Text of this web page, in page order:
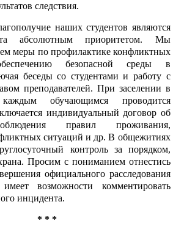
следствия.
наших студентов являются
абсолютным приоритетом. Мы
меры по профилактике конфликт­ных
безопасной среды в
беседы со студентами и работу с
преподавателей. При заселении в
обучающимся проводится
индивидуальный договор об
правил проживания,
ситуаций и др. В общежитиях
конт­роль за порядком,
Просим с пониманием отнестись
официального расследования
возможности комментировать
инцидента.
* * *